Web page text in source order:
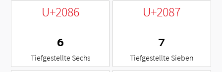
U+2086
₆
Tiefgestellte Sechs
U+2087
₇
Tiefgestellte Sieben